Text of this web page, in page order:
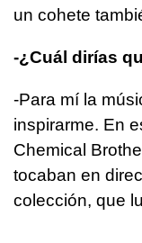
un cohete
-¿Cuál dirías
-Para mí la
inspirarme. En
Chemical
tocaban en
colección, que